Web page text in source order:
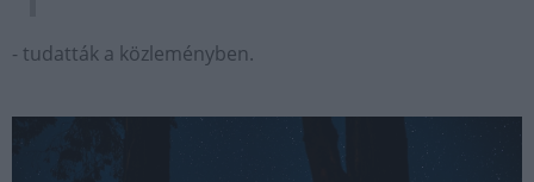
- tudatták a közleményben.